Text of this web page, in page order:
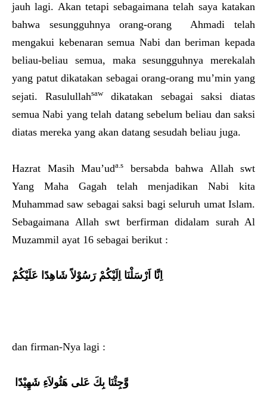
jauh lagi. Akan tetapi sebagaimana telah saya katakan
bahwa sesungguhnya orang-orang Ahmadi telah
mengakui kebenaran semua Nabi dan beriman kepada
beliau-beliau semua, maka sesungguhnya merekalah
yang patut dikatakan sebagai orang-orang mu’min yang
sejati. Rasulullahsawdikatakan sebagai saksi diatas
semua Nabi yang telah datang sebelum beliau dan saksi
diatas mereka yang akan datang sesudah beliau juga.
Hazrat Masih Mau’uda.s
bersabda bahwa Allah swt
Yang Maha Gagah telah menjadikan Nabi kita
Muhammad saw sebagai saksi bagi seluruh umat Islam.
Sebagaimana Allah swt berfirman didalam surah Al
Muzammil ayat 16 sebagai berikut :
اِنَّا اَرْسَلْنَا اِلَيْكُمْ رَسُوْلاً شَاهِدًا عَلَيْكُمْ
dan firman-Nya lagi :